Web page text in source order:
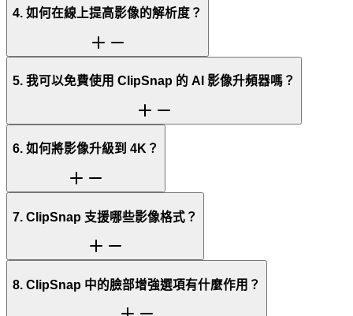
4. 如何在線上提高影像的解析度？
5. 我可以免費使用 ClipSnap 的 AI 影像升頻器嗎？
6. 如何將影像升級到 4K？
7. ClipSnap 支援哪些影像格式？
8. ClipSnap 中的臉部增強選項有什麼作用？